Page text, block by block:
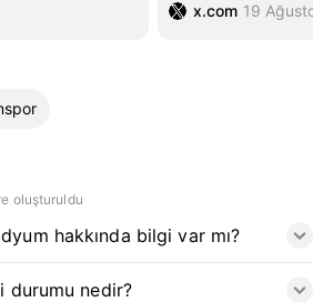
x.com 19
oluşturuldu
hakkında bilgi var mı?
durumu nedir?